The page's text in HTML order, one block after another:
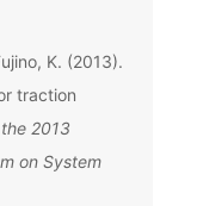
K. (2013).
traction
2013
on System